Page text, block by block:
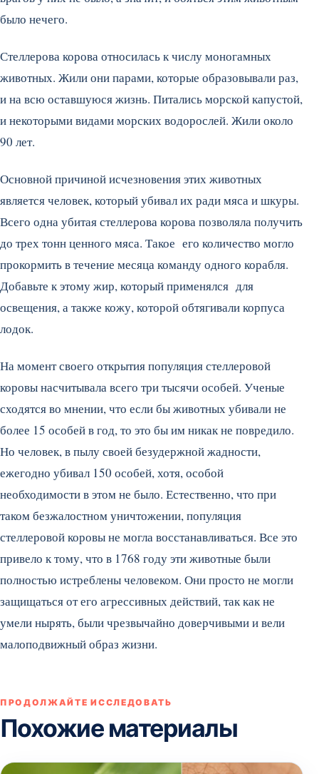
было нечего.
Стеллерова корова относилась к числу моногамных
животных. Жили они парами, которые образовывали раз,
и на всю оставшуюся жизнь. Питались морской капустой,
и некоторыми видами морских водорослей. Жили около
90 лет.
Основной причиной исчезновения этих животных
является человек, который убивал их ради мяса и шкуры.
Всего одна убитая стеллерова корова позволяла получить
до трех тонн ценного мяса. Такое его количество могло
прокормить в течение месяца команду одного корабля.
Добавьте к этому жир, который применялся для
освещения, а также кожу, которой обтягивали корпуса
лодок.
На момент своего открытия популяция стеллеровой
коровы насчитывала всего три тысячи особей. Ученые
сходятся во мнении, что если бы животных убивали не
более 15 особей в год, то это бы им никак не повредило.
Но человек, в пылу своей безудержной жадности,
ежегодно убивал 150 особей, хотя, особой
необходимости в этом не было. Естественно, что при
таком безжалостном уничтожении, популяция
стеллеровой коровы не могла восстанавливаться. Все это
привело к тому, что в 1768 году эти животные были
полностью истреблены человеком. Они просто не могли
защищаться от его агрессивных действий, так как не
умели нырять, были чрезвычайно доверчивыми и вели
малоподвижный образ жизни.
ПРОДОЛЖАЙТЕ ИССЛЕДОВАТЬ
Похожие материалы